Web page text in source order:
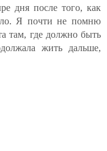
дня после того, как
Я почти не помню
там, где должно быть
жить дальше,